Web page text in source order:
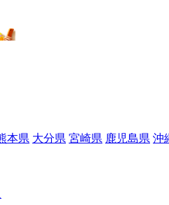
本県 大分県 宮崎県 鹿児島県 沖